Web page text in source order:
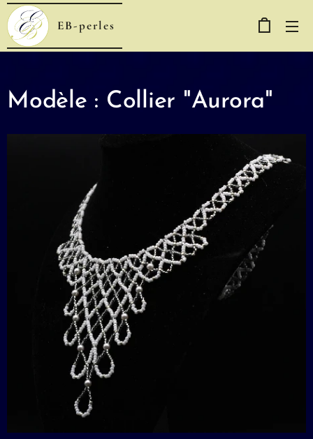
EB-perles
Modèle : Collier "Aurora"